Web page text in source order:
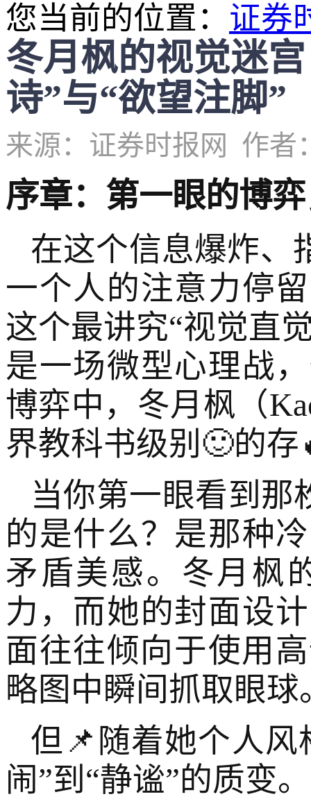
您当前的位置： 证券
冬月枫的视觉迷
诗”与“欲望注脚”
来源：证券时报网 作者
序章：第一眼的博
在这个信息爆炸、
一个人的注意力停
这个最讲究“视觉直
是一场微型心理战
博弈中，冬月枫（
界教科书级别🙂的存
当你第一眼看到那
的是什么？是那种
矛盾美感。冬月枫
力，而她的封面设
面往往倾向于使用
略图中瞬间抓取眼球
但📌随着她个人
闹”到“静谧”的质变。